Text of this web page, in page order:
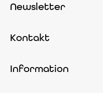
Newsletter
Kontakt
Information